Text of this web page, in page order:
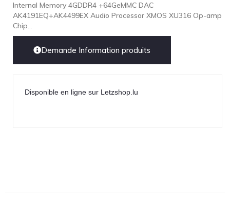
Internal Memory 4GDDR4 +64GeMMC DAC
AK4191EQ+AK4499EX Audio Processor XMOS XU316 Op-amp
Chip...
Demande Information produits
Disponible en ligne sur Letzshop.lu